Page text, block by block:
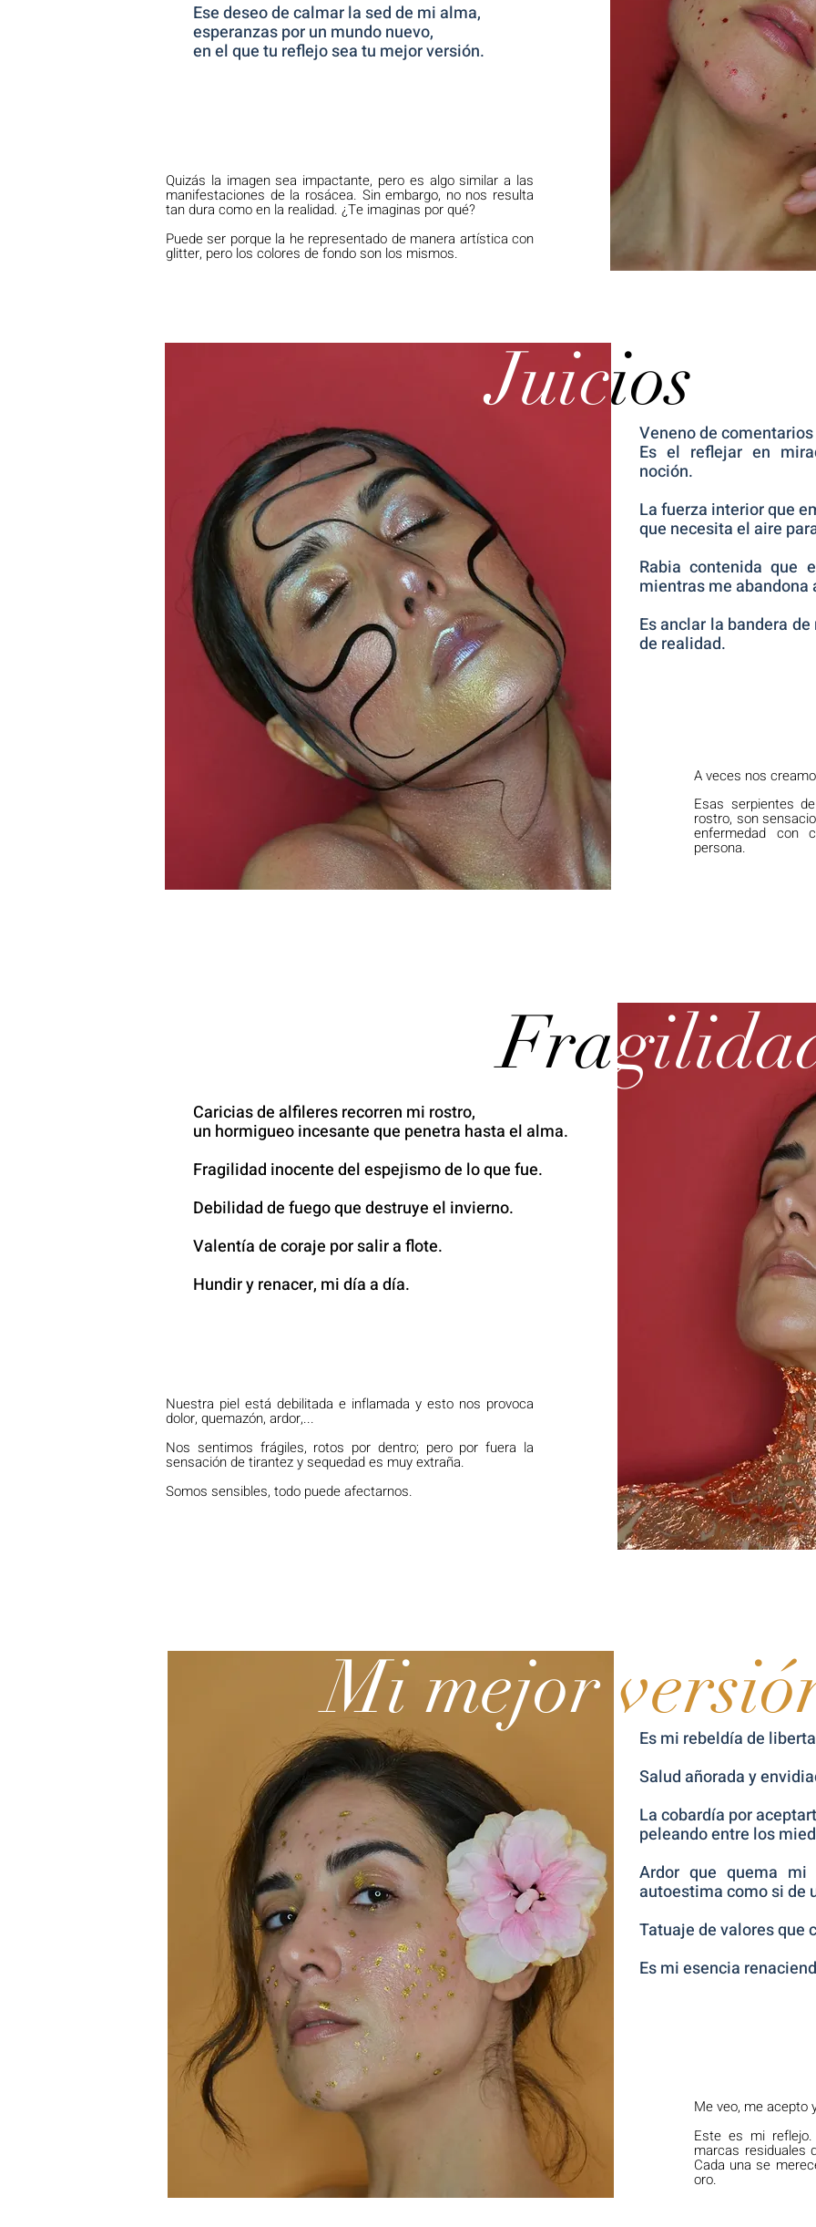
Ese deseo de calmar la sed de mi alma,
esperanzas por un mundo nuevo,
en el que tu reflejo sea tu mejor versión.
Quizás la imagen sea impactante, pero es algo similar a las
manifestaciones de la rosácea. Sin embargo, no nos resulta
tan dura como en la realidad. ¿Te imaginas por qué?
Puede ser porque la he representado de manera artística con
glitter, pero los colores de fondo son los mismos.
Veneno de
Es el reflejar en
noción.
La fuerza interior que
que necesita el aire
Rabia contenida que
mientras me
Es anclar la bandera
de realidad.
A veces nos
Esas serpientes
rostro, son
enfermedad con
persona.
Juicios
Caricias de alfileres recorren mi rostro,
un hormigueo incesante que penetra hasta el alma.
Fragilidad inocente del espejismo de lo que fue.
Debilidad de fuego que destruye el invierno.
Valentía de coraje por salir a flote.
Hundir y renacer, mi día a día.
Nuestra piel está debilitada e inflamada y esto nos provoca
dolor, quemazón, ardor,...
Nos sentimos frágiles, rotos por dentro; pero por fuera la
sensación de tirantez y sequedad es muy extraña.
Somos sensibles, todo puede afectarnos.
Fra
Es mi rebeldía de
Salud añorada y
La cobardía por
peleando entre los
Ardor que quema
autoestima como si de
Tatuaje de valores que
Es mi esencia
Me veo, me acepto
Este es mi
marcas residuales
Cada una se
oro.
Mi mejor